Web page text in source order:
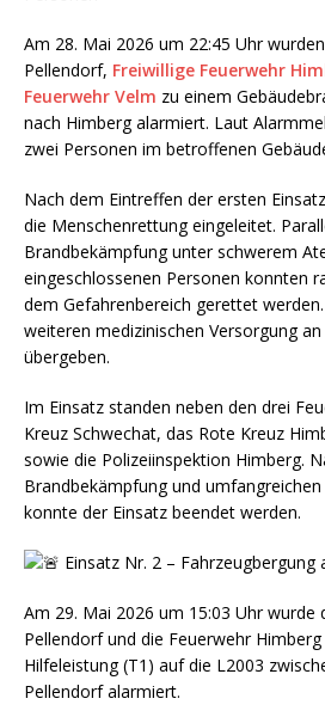
Am 28. Mai 2026 um 22:45 Uhr
Pellendorf, Freiwillige Feuerwehr
Feuerwehr Velm zu einem
nach Himberg alarmiert. Laut
zwei Personen im betroffenen
Nach dem Eintreffen der ersten
die Menschenrettung eingeleitet.
Brandbekämpfung unter schwerem
eingeschlossenen Personen konnten
dem Gefahrenbereich gerettet
weiteren medizinischen Versorgung
übergeben.
Im Einsatz standen neben den drei
Kreuz Schwechat, das Rote Kreuz
sowie die Polizeiinspektion Himberg.
Brandbekämpfung und
konnte der Einsatz beendet werden.
Einsatz Nr. 2 – Fahrzeugbergung
Am 29. Mai 2026 um 15:03 Uhr wurde
Pellendorf und die Feuerwehr
Hilfeleistung (T1) auf die L2003
Pellendorf alarmiert.